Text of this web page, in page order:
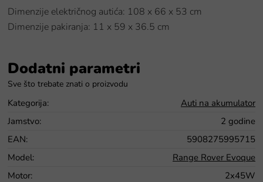
Dimenzije električnog autića: 108 x 66 x 53 cm
Dimenzije pakiranja: 11 x 59 x 36.5 cm
Dodatni parametri
Kategorija:
Auti na akumulator
Jamstvo:
2 godine
EAN:
5908275995715
Model:
Range Rover Evoque
Motor:
2x45W